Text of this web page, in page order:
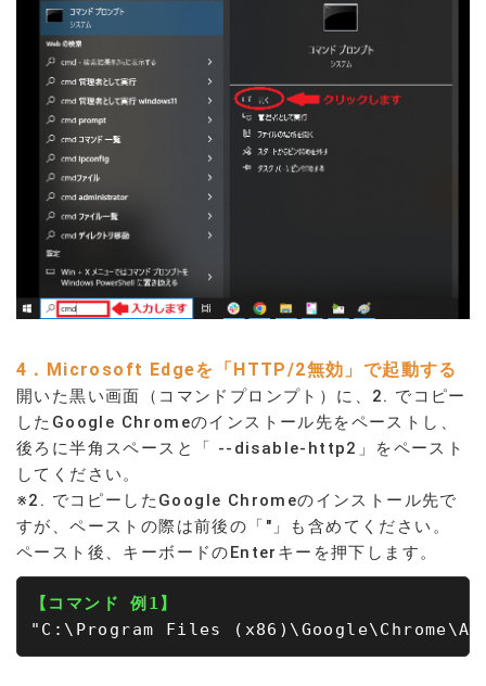
4．Microsoft Edgeを「HTTP/2無効」で起動する
開いた黒い画面（コマンドプロンプト）に、2. でコピー
したGoogle Chromeのインストール先をペーストし、
後ろに半角スペースと「 --disable-http2」をペースト
してください。
※2. でコピーしたGoogle Chromeのインストール先で
すが、ペーストの際は前後の「"」も含めてください。
ペースト後、キーボードのEnterキーを押下します。
【コマンド 例1】